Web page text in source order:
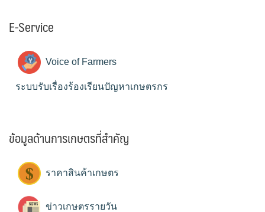
E-Service
Voice of Farmers
ระบบรับเรื่องร้องเรียนปัญหาเกษตรกร
ข้อมูลด้านการเกษตรที่สำคัญ
ราคาสินค้าเกษตร
ข่าวเกษตรรายวัน